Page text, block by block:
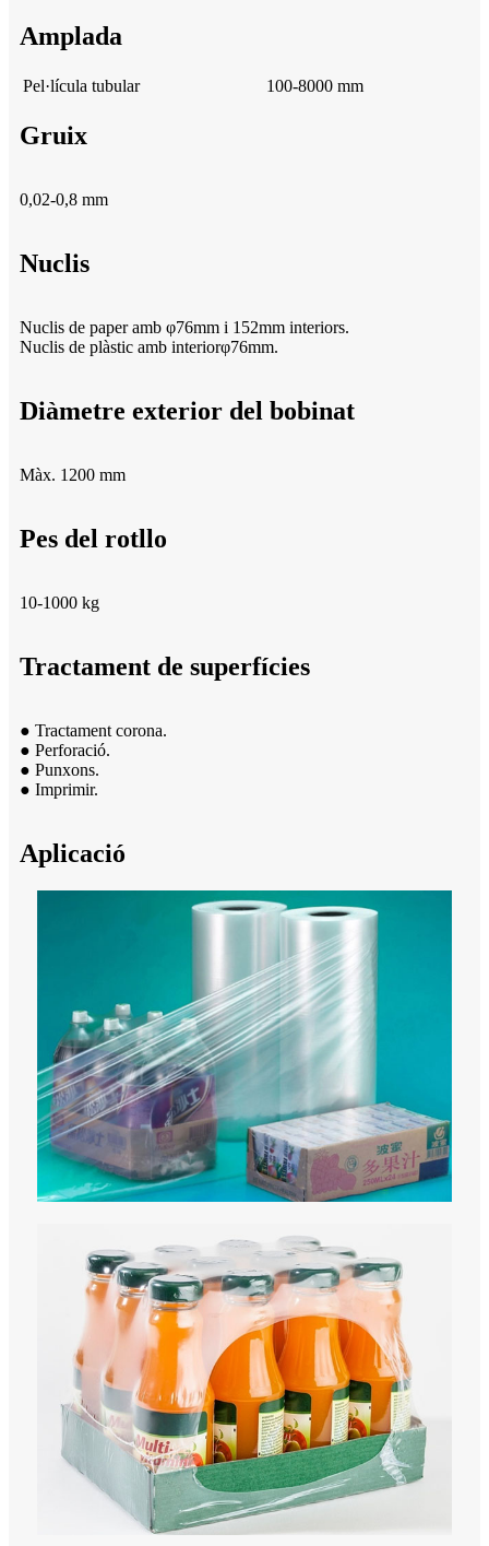
Amplada
Pel·lícula tubular 100-8000 mm
Gruix
0,02-0,8 mm
Nuclis
Nuclis de paper amb φ76mm i 152mm interiors.
Nuclis de plàstic amb interiorφ76mm.
Diàmetre exterior del bobinat
Màx. 1200 mm
Pes del rotllo
10-1000 kg
Tractament de superfícies
● Tractament corona.
● Perforació.
● Punxons.
● Imprimir.
Aplicació